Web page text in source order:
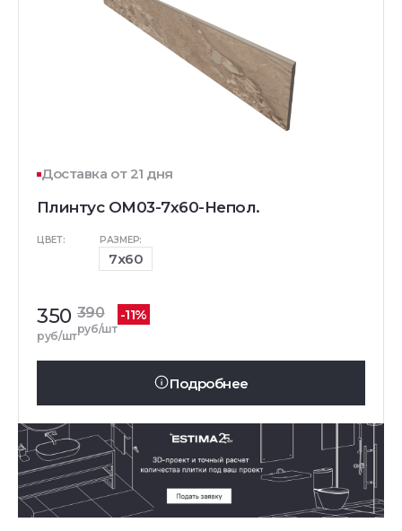
Доставка от 21 дня
Плинтус OM03-7x60-Непол.
ЦВЕТ: РАЗМЕР:
7x60
350
руб/шт
390
руб/шт
-11%
Подробнее